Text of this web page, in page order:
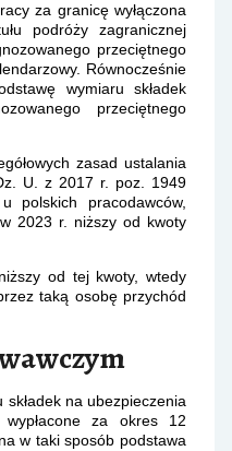
za granicę wyłączona
podróży zagranicznej
przeciętnego
Równocześnie
wymiaru składek
przeciętnego
zasad ustalania
U. z 2017 r. poz. 1949
polskich pracodawców,
2023 r. niższy od kwoty
od tej kwoty, wtedy
taką osobę przychód
na ubezpieczenia
wypłacone za okres 12
w taki sposób podstawa